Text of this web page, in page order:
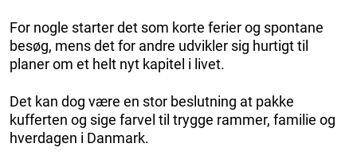
For nogle starter det som korte ferier og spontane
besøg, mens det for andre udvikler sig hurtigt til
planer om et helt nyt kapitel i livet.
Det kan dog være en stor beslutning at pakke
kufferten og sige farvel til trygge rammer, familie og
hverdagen i Danmark.